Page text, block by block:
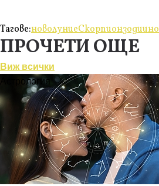
Тагове:новолуниеСкорпионзодии
ПРОЧЕТИ ОЩЕ
Виж всички
Астрология